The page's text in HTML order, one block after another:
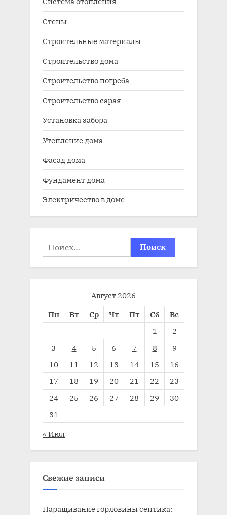
Стены
Строительные материалы
Строительство дома
Строительство погреба
Строительство сарая
Установка забора
Утепление дома
Фасад дома
Фундамент дома
Электричество в доме
Найти:
Август 2026
Пн
Вт Ср Чт Пт Сб
Вс
1
2
3
4 5 6 7 8
9
10
11 12 13 14 15
16
17
18 19 20 21 22
23
24
25 26 27 28 29
30
31
« Июл
Свежие записи
Наращивание горловины септика: